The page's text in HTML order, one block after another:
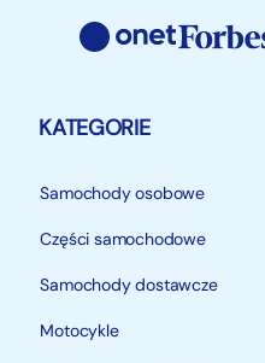
handlową i nie stanowi
KATEGORIE
Samochody osobowe
Części samochodowe
Samochody dostawcze
Motocykle